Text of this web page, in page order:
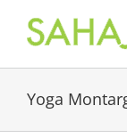
contenu
Yoga